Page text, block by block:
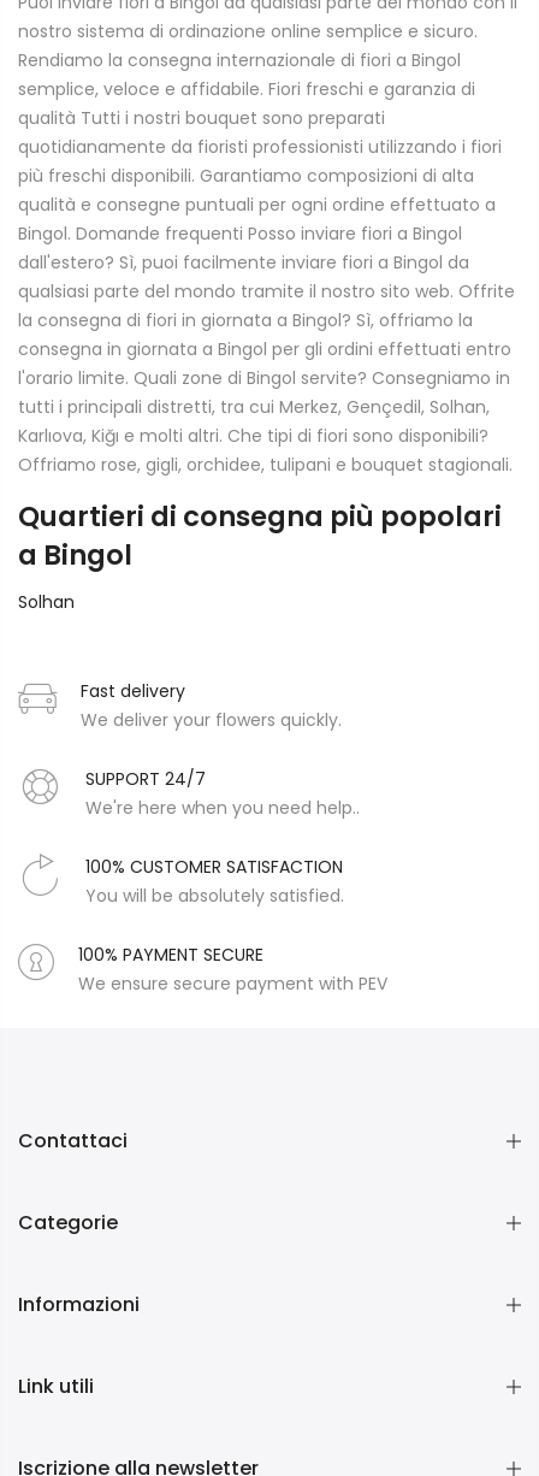
nostro sistema di ordinazione online semplice e sicuro.
Rendiamo la consegna internazionale di fiori a Bingol
semplice, veloce e affidabile. Fiori freschi e garanzia di
qualità Tutti i nostri bouquet sono preparati
quotidianamente da fioristi professionisti utilizzando i fiori
più freschi disponibili. Garantiamo composizioni di alta
qualità e consegne puntuali per ogni ordine effettuato a
Bingol. Domande frequenti Posso inviare fiori a Bingol
dall'estero? Sì, puoi facilmente inviare fiori a Bingol da
qualsiasi parte del mondo tramite il nostro sito web. Offrite
la consegna di fiori in giornata a Bingol? Sì, offriamo la
consegna in giornata a Bingol per gli ordini effettuati entro
l'orario limite. Quali zone di Bingol servite? Consegniamo in
tutti i principali distretti, tra cui Merkez, Gençedil, Solhan,
Karlıova, Kiğı e molti altri. Che tipi di fiori sono disponibili?
Offriamo rose, gigli, orchidee, tulipani e bouquet stagionali.
Quartieri di consegna più popolari
a Bingol
Solhan
Fast delivery
We deliver your flowers quickly.
SUPPORT 24/7
We're here when you need help..
100% CUSTOMER SATISFACTION
You will be absolutely satisfied.
100% PAYMENT SECURE
We ensure secure payment with PEV
Contattaci
Categorie
Informazioni
Link utili
Iscrizione alla newsletter